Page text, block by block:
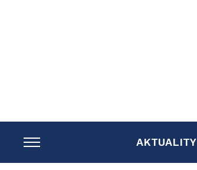
TOGGLE
SIDEBAR
AKTUALITY